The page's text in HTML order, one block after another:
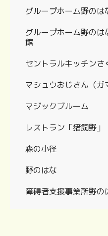
グループホーム野のは
グループホーム野の
館
セントラルキッチンさ
マシュウおじさん（ガ
マジックブルーム
レストラン「猪飼野」
森の小径
野のはな
障碍者支援事業所野の